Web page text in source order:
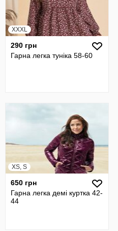
XXXL
290 грн
Гарна легка туніка 58-60
XS, S
650 грн
Гарна легка демі куртка 42-
44